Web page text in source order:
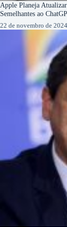
Apple Planeja
Semelhantes ao
22 de novembro de 2024